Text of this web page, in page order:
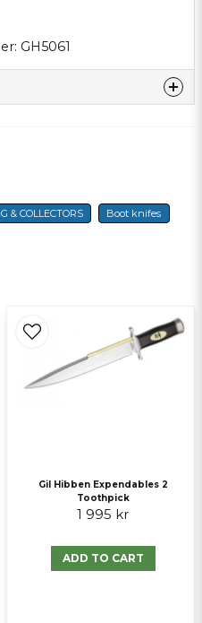
GH5061
fråga
Gil Hibben Expendables 2
Toothpick
1 995 kr
ADD TO CART
& COLLECTORS Boot knifes